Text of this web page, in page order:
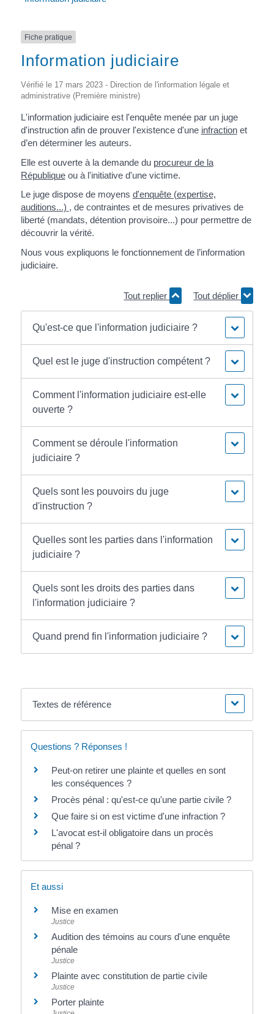
Fiche pratique
Information judiciaire
Vérifié le 17 mars 2023 - Direction de l'information légale et
administrative (Première ministre)
L'information judiciaire est l'enquête menée par un juge
d'instruction afin de prouver l'existence d'une infractionet
d’en déterminer les auteurs.
Elle est ouverte à la demande du procureur de la
Républiqueou à l'initiative d'une victime.
Le juge dispose de moyens d'enquête (expertise,
auditions...) , de contraintes et de mesures privatives de
liberté (mandats, détention provisoire...) pour permettre de
découvrir la vérité.
Nous vous expliquons le fonctionnement de l’information
judiciaire.
Tout replier Tout déplier
Qu'est-ce que l'information judiciaire ?
Quel est le juge d'instruction compétent ?
Comment l'information judiciaire est-elle
ouverte ?
Comment se déroule l'information
judiciaire ?
Quels sont les pouvoirs du juge
d'instruction ?
Quelles sont les parties dans l'information
judiciaire ?
Quels sont les droits des parties dans
l'information judiciaire ?
Quand prend fin l'information judiciaire ?
Textes de référence
Questions ? Réponses !
Peut-on retirer une plainte et quelles en sont
les conséquences ?
Procès pénal : qu'est-ce qu'une partie civile ?
Que faire si on est victime d'une infraction ?
L'avocat est-il obligatoire dans un procès
pénal ?
Et aussi
Mise en examen
Justice
Audition des témoins au cours d'une enquête
pénale
Justice
Plainte avec constitution de partie civile
Justice
Porter plainte